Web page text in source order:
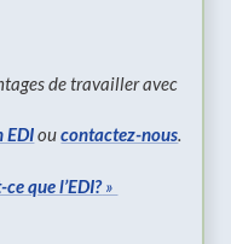
de travailler avec
EDIoucontactez-nous.
ce que l’EDI?»